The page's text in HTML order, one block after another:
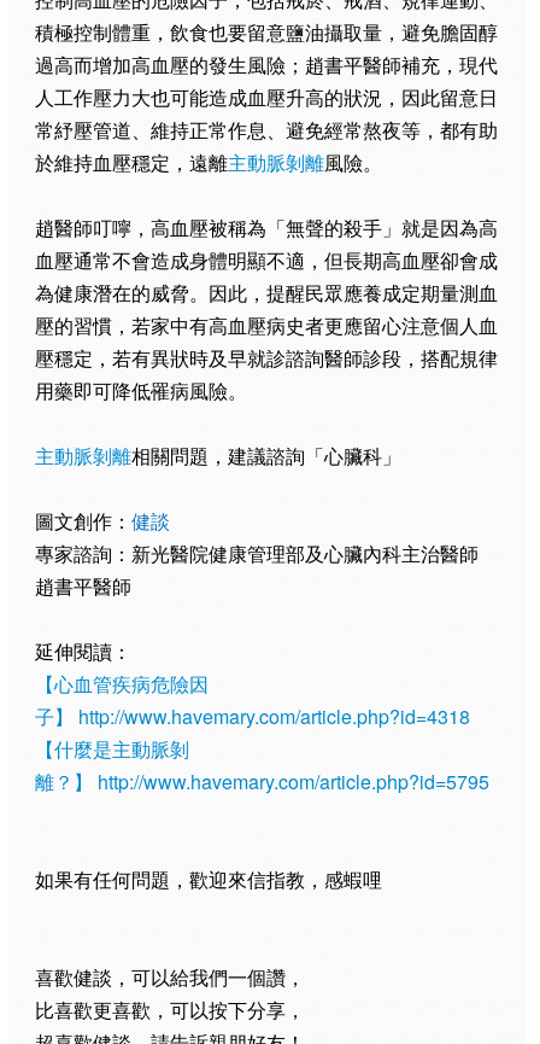
積極控制體重，飲食也要留意鹽油攝取量，避免膽固醇
過高而增加高血壓的發生風險；趙書平醫師補充，現代
人工作壓力大也可能造成血壓升高的狀況，因此留意日
常紓壓管道、維持正常作息、避免經常熬夜等，都有助
於維持血壓穩定，遠離主動脈剝離風險。
趙醫師叮嚀，高血壓被稱為「無聲的殺手」就是因為高
血壓通常不會造成身體明顯不適，但長期高血壓卻會成
為健康潛在的威脅。因此，提醒民眾應養成定期量測血
壓的習慣，若家中有高血壓病史者更應留心注意個人血
壓穩定，若有異狀時及早就診諮詢醫師診段，搭配規律
用藥即可降低罹病風險。
主動脈剝離相關問題，建議諮詢「心臟科」
圖文創作： 健談
專家諮詢：新光醫院健康管理部及心臟內科主治醫師
趙書平醫師
延伸閱讀：
【心血管疾病危險因
子】
http://www.havemary.com/article.php?id=4318
【什麼是主動脈剝
離？】
http://www.havemary.com/article.php?id=5795
如果有任何問題，歡迎來信指教，感蝦哩
喜歡健談，可以給我們一個讚，
比喜歡更喜歡，可以按下分享，